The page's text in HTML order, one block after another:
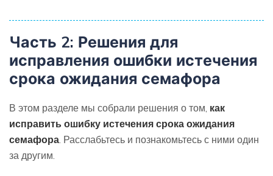
Часть 2: Решения для
исправления ошибки истечения
срока ожидания семафора
В этом разделе мы собрали решения о том, как
исправить ошибку истечения срока ожидания
семафора . Расслабьтесь и познакомьтесь с ними один
за другим.